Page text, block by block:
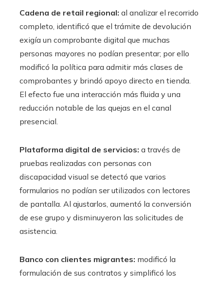
Cadena de retail regional: al analizar el recorrido
completo, identificó que el trámite de devolución
exigía un comprobante digital que muchas
personas mayores no podían presentar; por ello
modificó la política para admitir más clases de
comprobantes y brindó apoyo directo en tienda.
El efecto fue una interacción más fluida y una
reducción notable de las quejas en el canal
presencial.
Plataforma digital de servicios: a través de
pruebas realizadas con personas con
discapacidad visual se detectó que varios
formularios no podían ser utilizados con lectores
de pantalla. Al ajustarlos, aumentó la conversión
de ese grupo y disminuyeron las solicitudes de
asistencia.
Banco con clientes migrantes: modificó la
formulación de sus contratos y simplificó los